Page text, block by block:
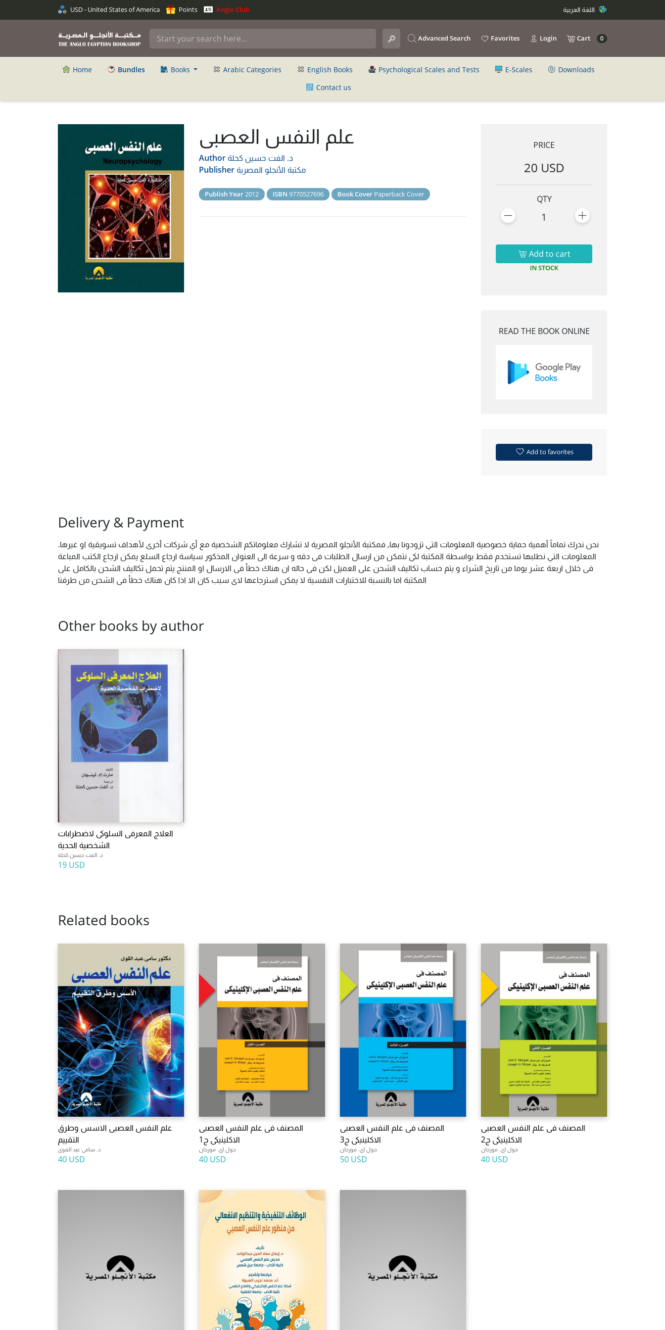
USD - United States of America Points Anglo Club
Advanced Search Favorites Login Cart 0
Home Bundles Books Arabic Categories English Books Psychological Scales and Tests E-Scales
Downloads
Contact us
علم النفس العصبى
Author د. الفت حسين كحلة
Publisher مكتبة الأنجلو المصرية
Publish Year2012 ISBN 9770527696 Book Cover Paperback Cover
PRICE
20 USD
QTY
1
Add to cart
IN STOCK
READ THE BOOK ONLINE
Add to favorites
Delivery & Payment
نحن ندرك تماماً أهمية حماية خصوصية المعلومات التي تزودونا بها, فمكتبة الأنجلو المصرية لا تشارك معلوماتكم الشخصية مع أي شركات أخرى لأهداف تسويقية او غيرها.
المعلومات التي نطلبها تستخدم فقط بواسطة المكتبة لكى نتمكن من ارسال الطلبات فى دقه و سرعة الى العنوان المذكور سياسة ارجاع السلع يمكن ارجاع الكتب المباعة
فى خلال اربعة عشر يوما من تاريخ الشراء و يتم حساب تكاليف الشحن على العميل لكن فى حاله ان هناك خطأ فى الارسال او المنتج يتم تحمل تكاليف الشحن بالكامل على
المكتبة اما بالنسبة للاختبارات النفسية لا يمكن استرجاعها لاى سبب كان الا اذا كان هناك خطأ فى الشحن من طرفنا
Other books by author
العلاج المعرفى السلوكى لاضطرابات
الشخصية الحدية
د. الفت حسين كحلة
19 USD
Related books
علم النفس العصبى الاسس وطرق
التقييم
د. سامى عبد القوى
40 USD
المصنف فى علم النفس العصبى
الاكلينيكى ج1
جول اى. مورجان
40 USD
المصنف فى علم النفس العصبى
الاكلينيكى ج3
جول اى. مورجان
50 USD
المصنف فى علم النفس العصبى
الاكلينيكى ج2
جول اى. مورجان
40 USD